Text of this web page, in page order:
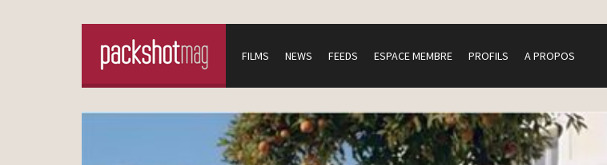
FILMS NEWS FEEDS ESPACE MEMBRE PROFILS A PROPOS